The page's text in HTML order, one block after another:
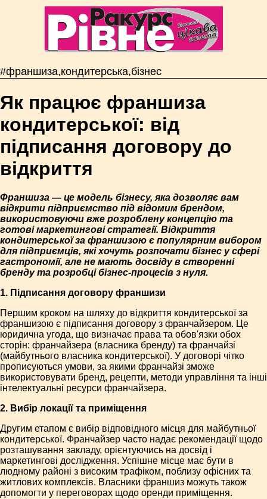
#франшиза,кондитерська,бізнес
Як працює франшиза
кондитерської: від
підписання договору до
відкриття
Франшиза — це модель бізнесу, яка дозволяє вам
відкрити підприємство під відомим брендом,
використовуючи вже розроблену концепцію та
готові маркетингові стратегії. Відкриття
кондитерської за франшизою є популярним вибором
для підприємців, які хочуть розпочати бізнес у сфері
гастрономії, але не мають досвіду в створенні
бренду та розробці бізнес-процесів з нуля.
1. Підписання договору франшизи
Першим кроком на шляху до відкриття кондитерської за
франшизою є підписання договору з франчайзером. Це
юридична угода, що визначає права та обов'язки обох
сторін: франчайзера (власника бренду) та франчайзі
(майбутнього власника кондитерської). У договорі чітко
прописуються умови, за якими франчайзі зможе
використовувати бренд, рецепти, методи управління та інші
інтелектуальні ресурси франчайзера.
2. Вибір локації та приміщення
Другим етапом є вибір відповідного місця для майбутньої
кондитерської. Франчайзер часто надає рекомендації щодо
розташування закладу, орієнтуючись на досвід і
маркетингові дослідження. Успішне місце має бути в
людному районі з високим трафіком, поблизу офісних та
житлових комплексів. Власники франшиз можуть також
допомогти у переговорах щодо оренди приміщення.